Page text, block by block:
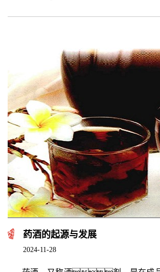
药酒的起源与发展
2024-11-28